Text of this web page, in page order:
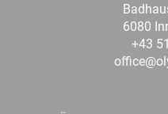
6080
+43